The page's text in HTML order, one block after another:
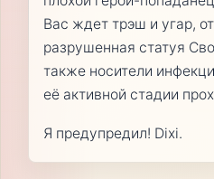
Вас ждет трэш и угар,
разрушенная статуя
также носители
её активной стадии
Я предупредил! Dixi.